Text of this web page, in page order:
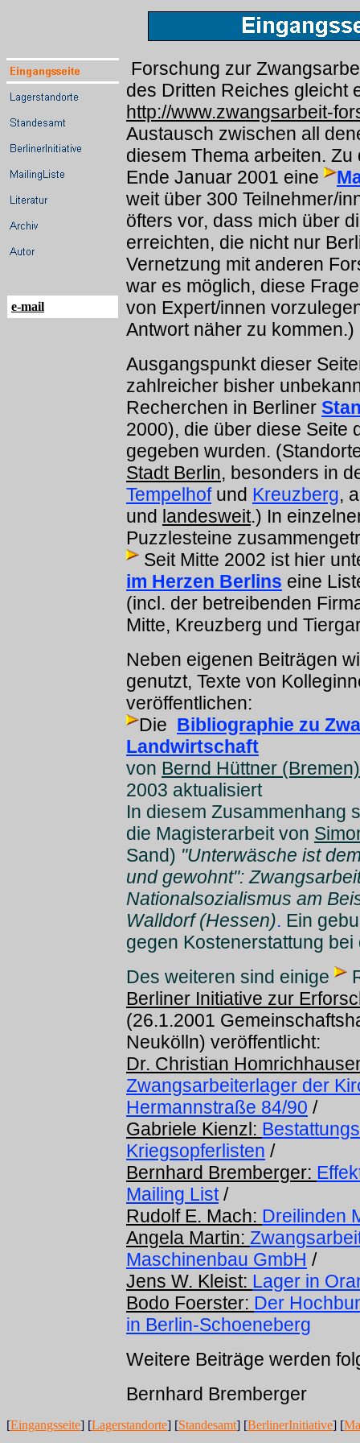
e-mail
Forschung zur
des Dritten Reiches gleicht
http://www.zwangsarbeit-
Austausch zwischen all
diesem Thema arbeiten.
Ende Januar 2001 eine
weit über 300 Teilnehmer/
öfters vor, dass mich über
erreichten, die nicht nur
Vernetzung mit anderen
war es möglich, diese
von Expert/innen
Antwort näher zu kommen.)
Ausgangspunkt dieser
zahlreicher bisher
Recherchen in Berliner
2000), die über diese Seite
gegeben wurden.
Stadt Berlin, besonders in
Tempelhofund Kreuzberg,
und landesweit.) In
Puzzlesteine
Seit Mitte 2002 ist hier
im Herzen Berlins eine
(incl. der betreibenden
Mitte, Kreuzberg und
Neben eigenen Beiträgen
genutzt, Texte von
veröffentlichen:
Die Bibliographie zu
Landwirtschaft
von Bernd Hüttner (Bremen)
2003 aktualisiert
In diesem Zusammenhang
die Magisterarbeit von
Sand) "Unterwäsche ist
und gewohnt":
Nationalsozialismus am
Walldorf (Hessen). Ein
gegen Kostenerstattung
Des weiteren sind einige
Berliner Initiative zur
(26.1.2001
Neukölln) veröffentlicht:
Dr. Christian
Zwangsarbeiterlager der
Hermannstraße 84/90 /
Gabriele Kienzl:
Kriegsopferlisten /
Bernhard Bremberger:
Mailing List/
Rudolf E. Mach: Dreilinden
Angela Martin:
Maschinenbau GmbH /
Jens W. Kleist: Lager in
Bodo Foerster: Der
in Berlin-Schoeneberg
Weitere Beiträge werden
Bernhard Bremberger
[Eingangsseite] [Lagerstandorte] [Standesamt] [BerlinerInitiative] [